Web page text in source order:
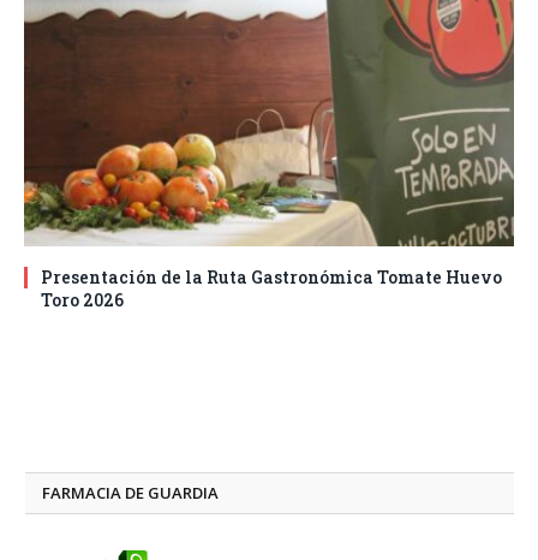
Presentación de la Ruta Gastronómica Tomate Huevo
Toro 2026
FARMACIA DE GUARDIA